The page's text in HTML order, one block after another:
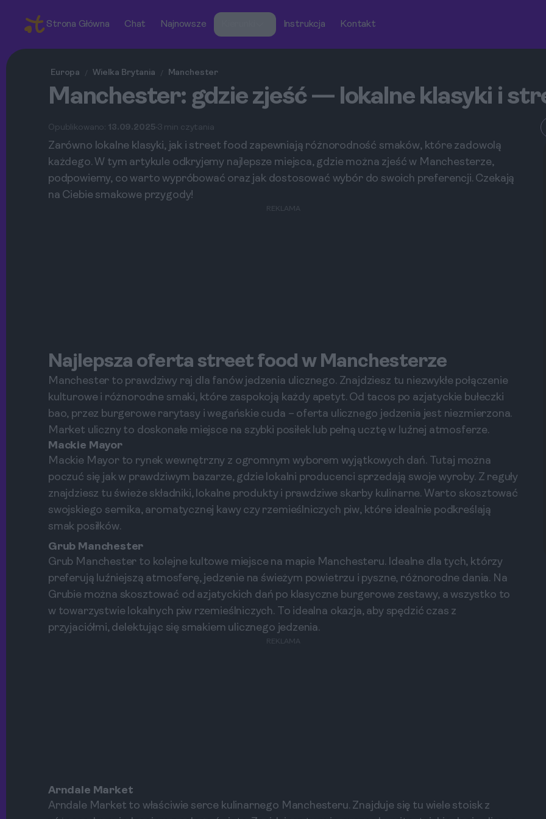
Strona Główna Chat Najnowsze Instrukcja Kontakt
Europa / Wielka Brytania / Manchester
Manchester: gdzie zjeść — lokalne klasyki i
Opublikowano: 13.09.2025 3 min czytania
Zarówno lokalne klasyki, jak i street food zapewniają różnorodność smaków, które zadowolą
każdego. W tym artykule odkryjemy najlepsze miejsca, gdzie można zjeść w Manchesterze,
podpowiemy, co warto wypróbować oraz jak dostosować wybór do swoich preferencji. Czekają
na Ciebie smakowe przygody!
REKLAMA
Najlepsza oferta street food w Manchesterze
Manchester to prawdziwy raj dla fanów jedzenia ulicznego. Znajdziesz tu niezwykłe połączenie
kulturowe i różnorodne smaki, które zaspokoją każdy apetyt. Od tacos po azjatyckie bułeczki
bao, przez burgerowe rarytasy i wegańskie cuda – oferta ulicznego jedzenia jest niezmierzona.
Market uliczny to doskonałe miejsce na szybki posiłek lub pełną ucztę w luźnej atmosferze.
Mackie Mayor
Mackie Mayor to rynek wewnętrzny z ogromnym wyborem wyjątkowych dań. Tutaj można
poczuć się jak w prawdziwym bazarze, gdzie lokalni producenci sprzedają swoje wyroby. Z reguły
znajdziesz tu świeże składniki, lokalne produkty i prawdziwe skarby kulinarne. Warto skosztować
swojskiego sernika, aromatycznej kawy czy rzemieślniczych piw, które idealnie podkreślają
smak posiłków.
Grub Manchester
Grub Manchester to kolejne kultowe miejsce na mapie Manchesteru. Idealne dla tych, którzy
preferują luźniejszą atmosferę, jedzenie na świeżym powietrzu i pyszne, różnorodne dania. Na
Grubie można skosztować od azjatyckich dań po klasyczne burgerowe zestawy, a wszystko to
w towarzystwie lokalnych piw rzemieślniczych. To idealna okazja, aby spędzić czas z
przyjaciółmi, delektując się smakiem ulicznego jedzenia.
REKLAMA
Arndale Market
Arndale Market to właściwie serce kulinarnego Manchesteru. Znajduje się tu wiele stoisk z